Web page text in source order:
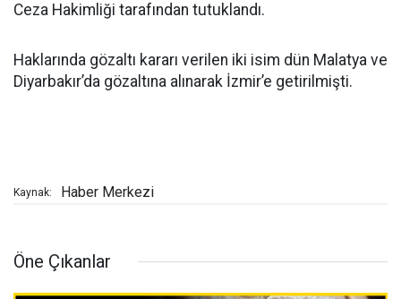
Ceza Hakimliği tarafından tutuklandı.
Haklarında gözaltı kararı verilen iki isim dün Malatya ve
Diyarbakır’da gözaltına alınarak İzmir’e getirilmişti.
Kaynak: Haber Merkezi
Öne Çıkanlar